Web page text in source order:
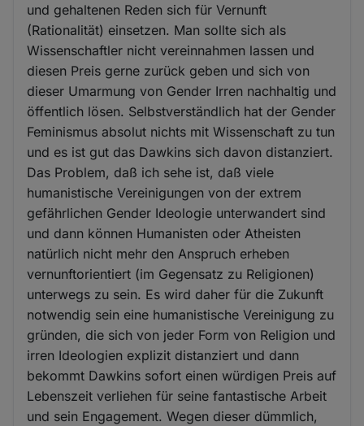
und gehaltenen Reden sich für Vernunft
(Rationalität) einsetzen. Man sollte sich als
Wissenschaftler nicht vereinnahmen lassen und
diesen Preis gerne zurück geben und sich von
dieser Umarmung von Gender Irren nachhaltig und
öffentlich lösen. Selbstverständlich hat der Gender
Feminismus absolut nichts mit Wissenschaft zu tun
und es ist gut das Dawkins sich davon distanziert.
Das Problem, daß ich sehe ist, daß viele
humanistische Vereinigungen von der extrem
gefährlichen Gender Ideologie unterwandert sind
und dann können Humanisten oder Atheisten
natürlich nicht mehr den Anspruch erheben
vernunftorientiert (im Gegensatz zu Religionen)
unterwegs zu sein. Es wird daher für die Zukunft
notwendig sein eine humanistische Vereinigung zu
gründen, die sich von jeder Form von Religion und
irren Ideologien explizit distanziert und dann
bekommt Dawkins sofort einen würdigen Preis auf
Lebenszeit verliehen für seine fantastische Arbeit
und sein Engagement. Wegen dieser dümmlich,